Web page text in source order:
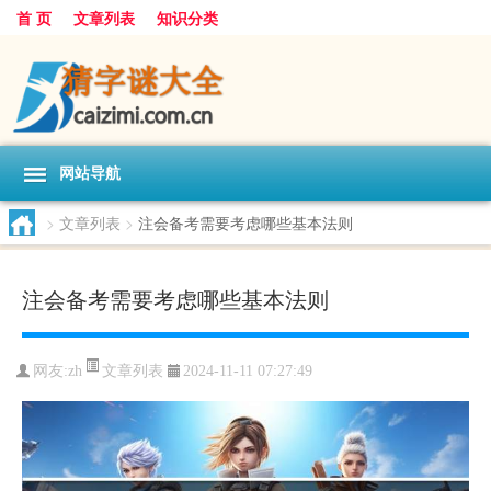
首 页 文章列表 知识分类
网站导航
> 文章列表 > 注会备考需要考虑哪些基本法则
注会备考需要考虑哪些基本法则
网友:zh 文章列表 2024-11-11 07:27:49